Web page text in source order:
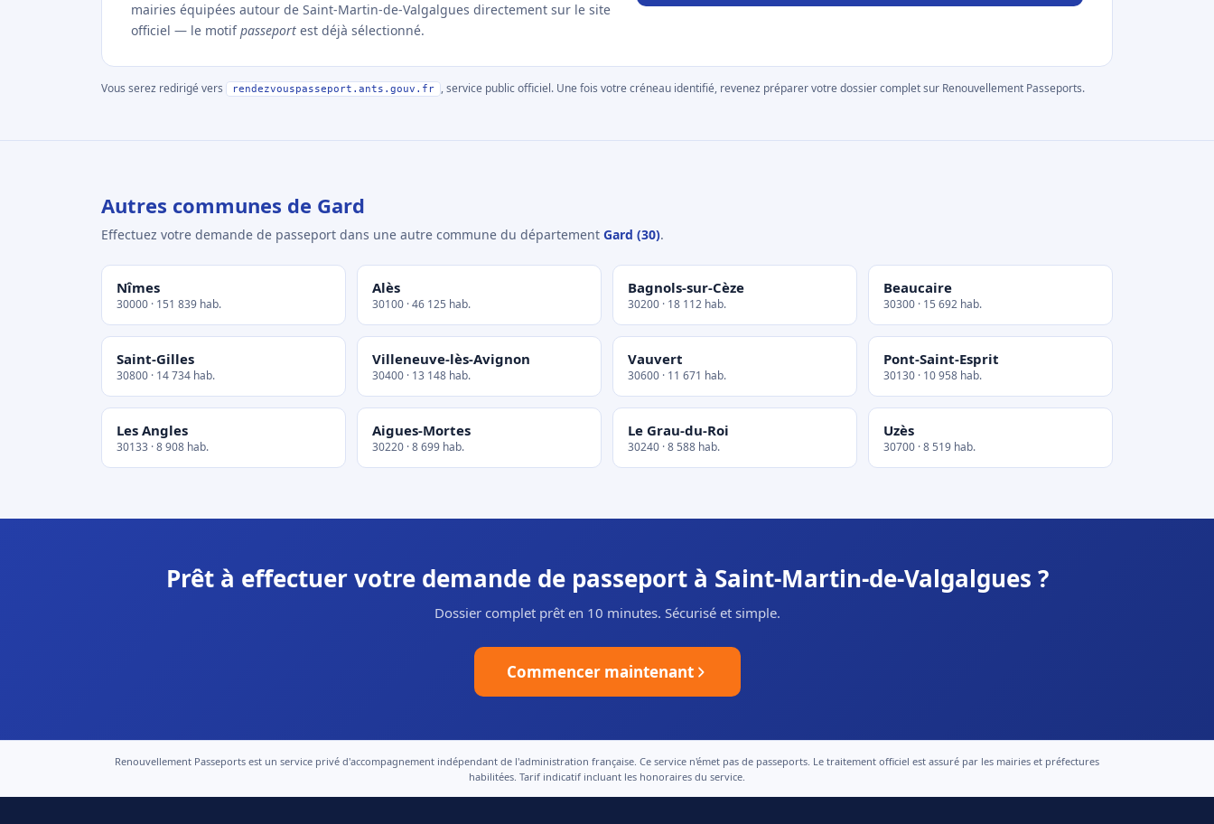
mairies équipées autour de Saint-Martin-de-Valgalgues directement sur le site
officiel — le motifpasseport est déjà sélectionné.
Vous serez redirigé vers rendezvouspasseport.ants.gouv.fr , service public officiel. Une fois votre créneau identifié, revenez préparer votre dossier complet sur Renouvellement Passeports.
Autres communes de Gard
Effectuez votre demande de passeport dans une autre commune du département Gard (30).
Nîmes
30000 · 151 839 hab.
Alès
30100 · 46 125 hab.
Bagnols-sur-Cèze
30200 · 18 112 hab.
Beaucaire
30300 · 15 692 hab.
Saint-Gilles
30800 · 14 734 hab.
Villeneuve-lès-Avignon
30400 · 13 148 hab.
Vauvert
30600 · 11 671 hab.
Pont-Saint-Esprit
30130 · 10 958 hab.
Les Angles
30133 · 8 908 hab.
Aigues-Mortes
30220 · 8 699 hab.
Le Grau-du-Roi
30240 · 8 588 hab.
Uzès
30700 · 8 519 hab.
Prêt à effectuer votre demande de passeport à Saint-Martin-de-Valgalgues ?
Dossier complet prêt en 10 minutes. Sécurisé et simple.
Commencer maintenant
Renouvellement Passeports est un service privé d'accompagnement indépendant de l'administration française. Ce service n'émet pas de passeports. Le traitement officiel est assuré par les mairies et préfectures
habilitées. Tarif indicatif incluant les honoraires du service.